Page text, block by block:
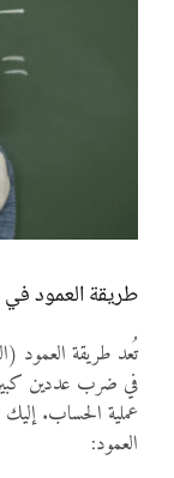
طريقة العمود
تُعد طريقة العمود
في ضرب عددين
العمود: